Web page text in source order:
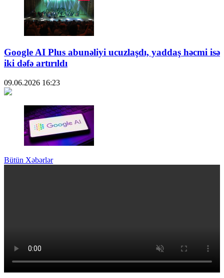
Google AI Plus abunəliyi ucuzlaşdı, yaddaş həcmi isə
iki dəfə artırıldı
09.06.2026 16:23
Bütün Xəbərlər